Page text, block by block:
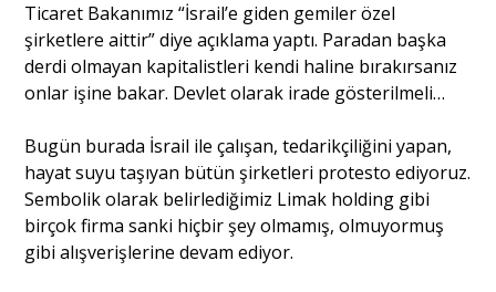
Ticaret Bakanımız “İsrail’e giden gemiler özel
şirketlere aittir” diye açıklama yaptı. Paradan başka
derdi olmayan kapitalistleri kendi haline bırakırsanız
onlar işine bakar. Devlet olarak irade gösterilmeli…
Bugün burada İsrail ile çalışan, tedarikçiliğini yapan,
hayat suyu taşıyan bütün şirketleri protesto ediyoruz.
Sembolik olarak belirlediğimiz Limak holding gibi
birçok firma sanki hiçbir şey olmamış, olmuyormuş
gibi alışverişlerine devam ediyor.